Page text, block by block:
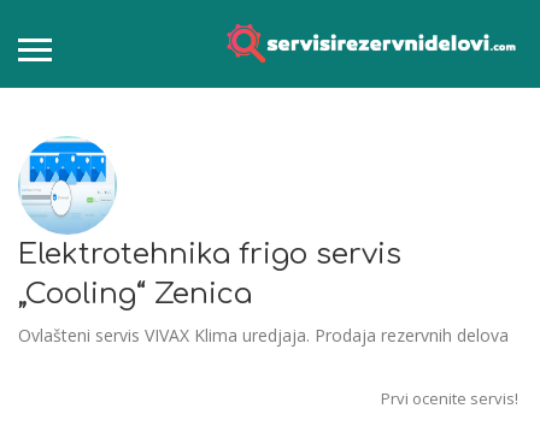
Elektrotehnika frigo servis
„Cooling“ Zenica
Ovlašteni servis VIVAX Klima uredjaja. Prodaja rezervnih delova
Prvi ocenite servis!